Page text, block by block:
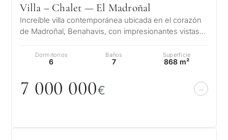
Villa – Chalet — El Madroñal
Increíble villa contemporánea ubicada en el corazón
de Madroñal, Benahavis, con impresionantes vistas
Dormitorios
6
Baños
7
Superficie
868 m²
7 000 000€